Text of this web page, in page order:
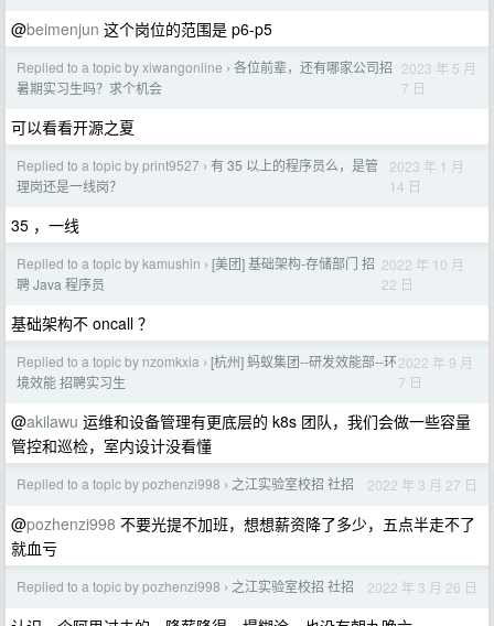
@beimenjun 这个岗位的范围是 p6-p5
Replied to a topic by xiwangonline › 各位前辈，还有哪家公司招
暑期实习生吗？求个机会
2023 年 5 月
7 日
可以看看开源之夏
Replied to a topic by print9527 › 有 35 以上的程序员么，是管
理岗还是一线岗？
2023 年 1 月
14 日
35 ，一线
Replied to a topic by kamushin › [美团] 基础架构-存储部门 招
聘 Java 程序员
2022 年 10 月
22 日
基础架构不 oncall ？
Replied to a topic by nzomkxia › [杭州] 蚂蚁集团--研发效能部--环
境效能 招聘实习生
2022 年 9 月
7 日
@akilawu 运维和设备管理有更底层的 k8s 团队，我们会做一些容量
管控和巡检，室内设计没看懂
Replied to a topic by pozhenzi998 › 之江实验室校招 社招 2022 年 3 月 27 日
@pozhenzi998 不要光提不加班，想想薪资降了多少，五点半走不了
就血亏
Replied to a topic by pozhenzi998 › 之江实验室校招 社招 2022 年 3 月 26 日